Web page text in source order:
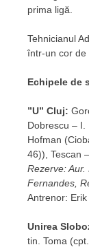
prima ligă.
Tehnicianul
într-un cor de
Echipele de
”U” Cluj:
Dobrescu –
Hofman
46)), Tescan
Rezerve:
Fernandes,
Antrenor:
Unirea
tin. Toma